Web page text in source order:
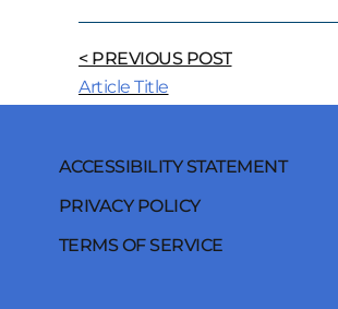
< PREVIOUS POST
Article Title
ACCESSIBILITY STATEMENT
PRIVACY POLICY
TERMS OF SERVICE